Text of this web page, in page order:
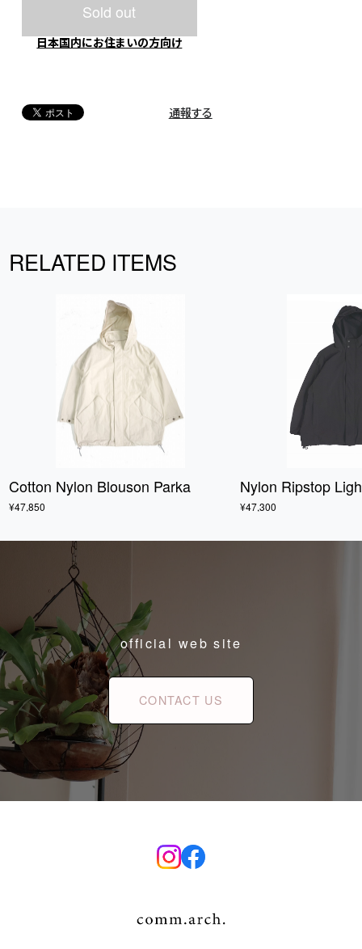
Sold out
日本国内にお住まいの方向け
通報する
RELATED ITEMS
Cotton Nylon Blouson Parka
¥47,850
Nylon Ripstop
¥47,300
official web site
CONTACT US